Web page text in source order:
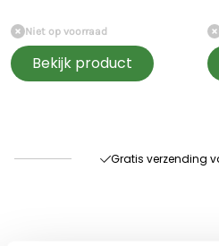
Niet op voorraad
Bekijk product
Snelle
Gratis verzending